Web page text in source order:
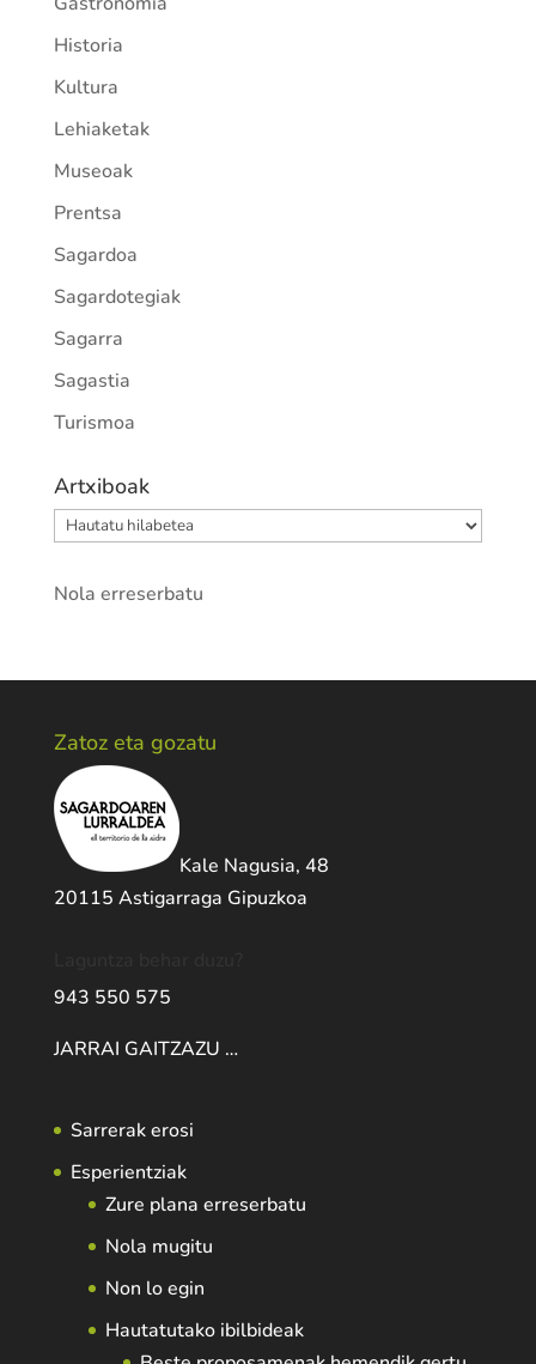
Historia
Kultura
Lehiaketak
Museoak
Prentsa
Sagardoa
Sagardotegiak
Sagarra
Sagastia
Turismoa
Artxiboak
Artxiboak
Nola erreserbatu
Zatoz eta gozatu
Kale Nagusia, 48
20115 Astigarraga Gipuzkoa
943 550 575
JARRAI GAITZAZU …
Sarrerak erosi
Esperientziak
Zure plana erreserbatu
Nola mugitu
Non lo egin
Hautatutako ibilbideak